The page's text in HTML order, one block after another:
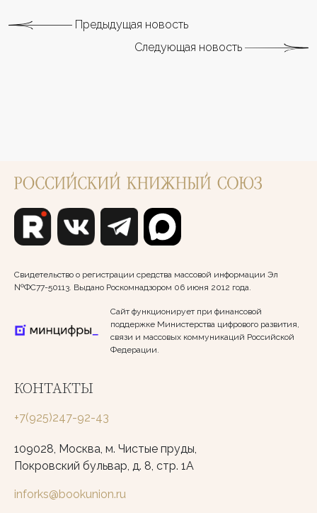
Предыдущая новость
Следующая новость
Свидетельство о регистрации средства массовой информации Эл
№ФС77-50113. Выдано Роскомнадзором 06 июня 2012 года.
Сайт функционирует при финансовой
поддержке Министерства цифрового развития,
связи и массовых коммуникаций Российской
Федерации.
КОНТАКТЫ
+7(925)247-92-43
109028, Москва, м. Чистые пруды,
Покровский бульвар, д. 8, стр. 1А
inforks@bookunion.ru